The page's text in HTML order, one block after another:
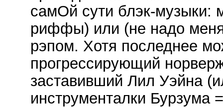
самОй сути блэк-музыки:
риффы) или (не надо меня
рэпом. Хотя последнее
прогрессирующий
заставивший Лил Уэйна
инструменталки Бурзума